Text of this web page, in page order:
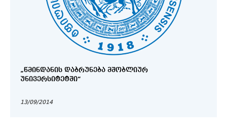
„ᲬᲛᲘᲜᲓᲐᲜᲘᲡ ᲓᲐᲑᲠᲣᲜᲔᲑᲐ ᲛᲨᲝᲑᲚᲘᲣᲠ
ᲣᲜᲘᲕᲔᲠᲡᲘᲢᲔᲢᲨᲘ“
13/09/2014